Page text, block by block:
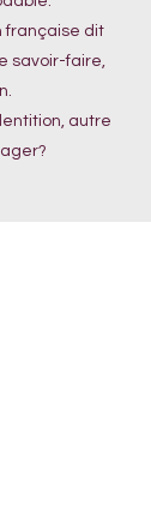
française dit
savoir-faire,
autre